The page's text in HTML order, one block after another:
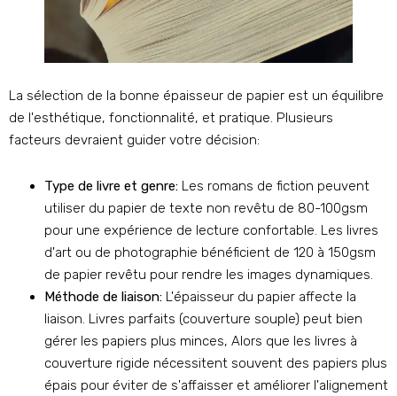
La sélection de la bonne épaisseur de papier est un équilibre
de l'esthétique, fonctionnalité, et pratique. Plusieurs
facteurs devraient guider votre décision:
Type de livre et genre: Les romans de fiction peuvent
utiliser du papier de texte non revêtu de 80-100gsm
pour une expérience de lecture confortable. Les livres
d'art ou de photographie bénéficient de 120 à 150gsm
de papier revêtu pour rendre les images dynamiques.
Méthode de liaison: L'épaisseur du papier affecte la
liaison. Livres parfaits (couverture souple) peut bien
gérer les papiers plus minces, Alors que les livres à
couverture rigide nécessitent souvent des papiers plus
épais pour éviter de s'affaisser et améliorer l'alignement